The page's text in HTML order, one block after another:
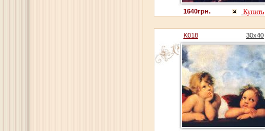
1640грн. Купить
K018 30x40